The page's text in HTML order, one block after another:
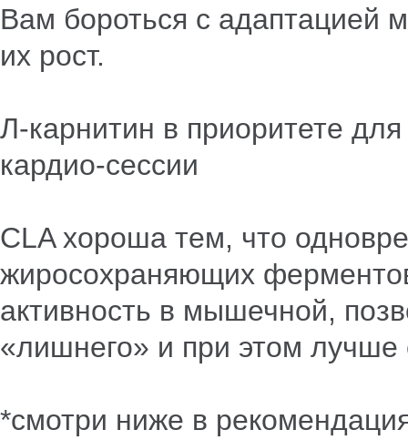
Вам бороться с адаптацией
их рост.
Л-карнитин в приоритете
кардио-сессии
CLA хороша тем, что
жиросохраняющих
активность в мышечной,
«лишнего» и при этом
*смотри ниже в